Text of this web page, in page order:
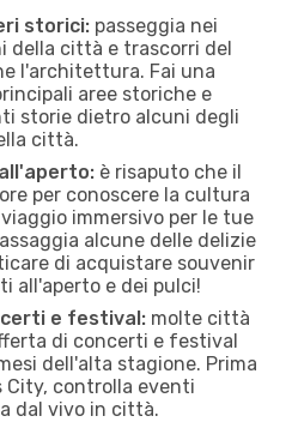
storici: passeggia nei
della città e trascorri del
l'architettura. Fai una
aree storiche e
storie dietro alcuni degli
città.
è risaputo che il
per conoscere la cultura
immersivo per le tue
alcune delle delizie
di acquistare souvenir
all'aperto e dei pulci!
e festival: molte città
di concerti e festival
dell'alta stagione. Prima
City, controlla eventi
dal vivo in città.